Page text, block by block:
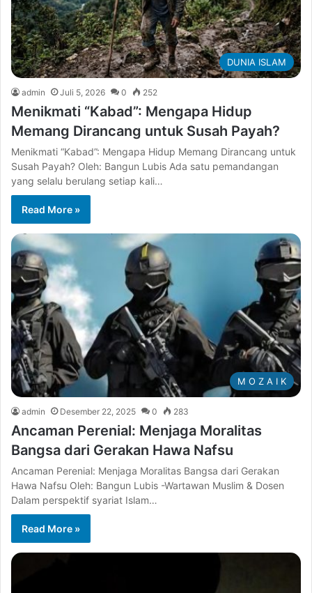
DUNIA ISLAM
admin Juli 5, 2026 0 252
Menikmati “Kabad”: Mengapa Hidup
Memang Dirancang untuk Susah Payah?
Menikmati “Kabad”: Mengapa Hidup Memang Dirancang untuk
Susah Payah? Oleh: Bangun Lubis Ada satu pemandangan
yang selalu berulang setiap kali…
Read More »
M O Z A I K
admin Desember 22, 2025 0 283
Ancaman Perenial: Menjaga Moralitas
Bangsa dari Gerakan Hawa Nafsu
Ancaman Perenial: Menjaga Moralitas Bangsa dari Gerakan
Hawa Nafsu Oleh: Bangun Lubis -Wartawan Muslim & Dosen
Dalam perspektif syariat Islam…
Read More »